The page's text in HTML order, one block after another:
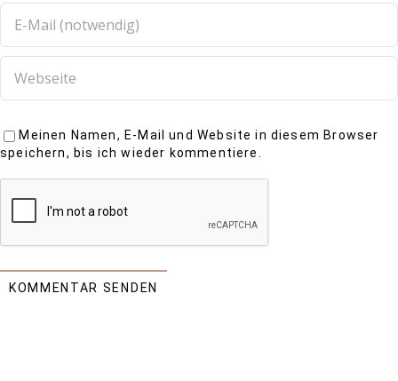
Meinen Namen, E-Mail und Website in diesem Browser
speichern, bis ich wieder kommentiere.